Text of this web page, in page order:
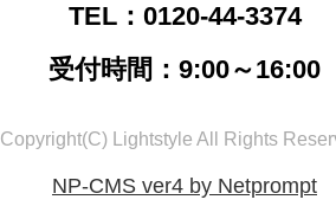
TEL：0120-44-3374
受付時間：9:00～16:00
Copyright(C) Lightstyle All Rights
NP-CMS ver4 by Netprompt